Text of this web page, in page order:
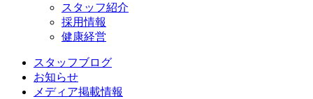
スタッフ紹介
採用情報
健康経営
スタッフブログ
お知らせ
メディア掲載情報